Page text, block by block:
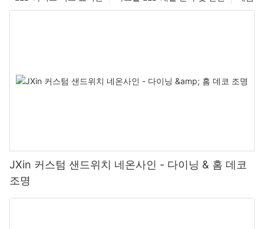
JXin 커스텀 샌드위치 네온사인 - 다이닝 & 홈 데코
조명